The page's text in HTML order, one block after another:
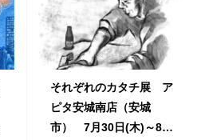
それぞれのカタチ展 ア
ピタ安城南店（安城
市） 7月30日(木)～8月